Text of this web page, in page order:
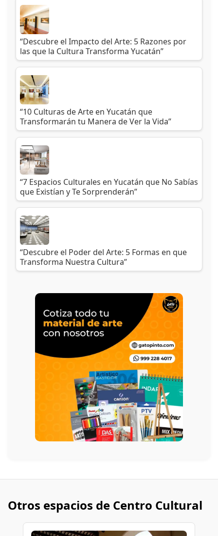
“Descubre el Impacto del Arte: 5 Razones por
las que la Cultura Transforma Yucatán”
“10 Culturas de Arte en Yucatán que
Transformarán tu Manera de Ver la Vida”
“7 Espacios Culturales en Yucatán que No Sabías
que Existían y Te Sorprenderán”
“Descubre el Poder del Arte: 5 Formas en que
Transforma Nuestra Cultura”
Otros espacios de Centro Cultural